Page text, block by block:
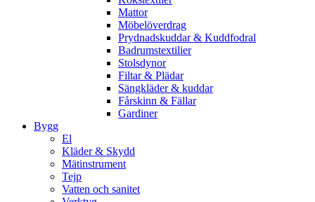
Mattor
Möbelöverdrag
Prydnadskuddar & Kuddfodral
Badrumstextilier
Stolsdynor
Filtar & Plädar
Sängkläder & kuddar
Fårskinn & Fällar
Gardiner
Bygg
El
Kläder & Skydd
Mätinstrument
Tejp
Vatten och sanitet